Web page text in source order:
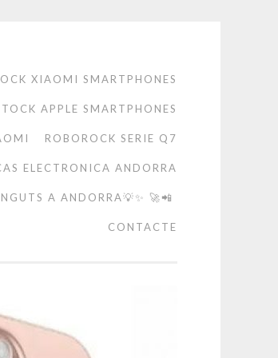
XIAOMI SMARTPHONES
APPLE SMARTPHONES
ROBOROCK SERIE Q7
ELECTRONICA ANDORRA
A ANDORRA💡✨ 🚀📲
CONTACTE